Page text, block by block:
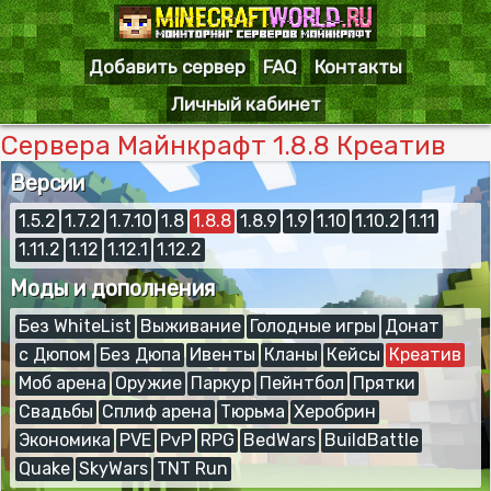
Добавить сервер FAQ
Контакты
Личный кабинет
Сервера Майнкрафт 1.8.8 Креатив
Версии
1.5.2 1.7.2 1.7.10 1.8 1.8.8 1.8.9 1.9 1.10 1.10.2 1.11
1.11.2 1.12 1.12.1 1.12.2
Моды и дополнения
Без WhiteList Выживание Голодные игры Донат
с Дюпом Без Дюпа Ивенты Кланы Кейсы Креатив
Моб арена Оружие Паркур Пейнтбол Прятки
Свадьбы Сплиф арена Тюрьма Херобрин
Экономика PVE PvP RPG BedWars BuildBattle
Quake SkyWars TNT Run